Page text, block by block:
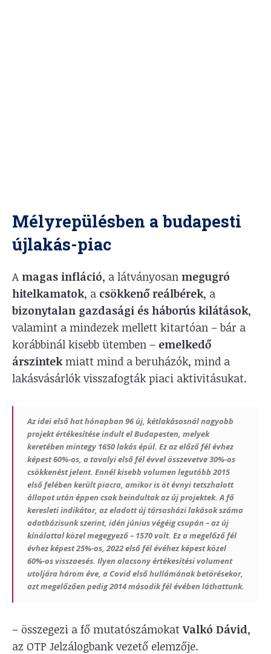
Mélyrepülésben a budapesti
újlakás-piac
A magas infláció, a látványosan megugró
hitelkamatok, a csökkenő reálbérek, a
bizonytalan gazdasági és háborús kilátások,
valamint a mindezek mellett kitartóan – bár a
korábbinál kisebb ütemben – emelkedő
árszintek miatt mind a beruházók, mind a
lakásvásárlók visszafogták piaci aktivitásukat.
Az idei első hat hónapban 96 új, kétlakásosnál nagyobb
projekt értékesítése indult el Budapesten, melyek
keretében mintegy 1650 lakás épül. Ez az előző fél évhez
képest 60%-os, a tavalyi első fél évvel összevetve 30%-os
csökkenést jelent. Ennél kisebb volumen legutóbb 2015
első felében került piacra, amikor is öt évnyi tetszhalott
állapot után éppen csak beindultak az új projektek. A fő
keresleti indikátor, az eladott új társasházi lakások száma
adatbázisunk szerint, idén június végéig csupán – az új
kínálattal közel megegyező – 1570 volt. Ez a megelőző fél
évhez képest 25%-os, 2022 első fél évéhez képest közel
60%-os visszaesés. Ilyen alacsony értékesítési volument
utoljára három éve, a Covid első hullámának betörésekor,
azt megelőzően pedig 2014 második fél évében láthattunk.
– összegezi a fő mutatószámokatValkó Dávid,
az OTP Jelzálogbank vezető elemzője.